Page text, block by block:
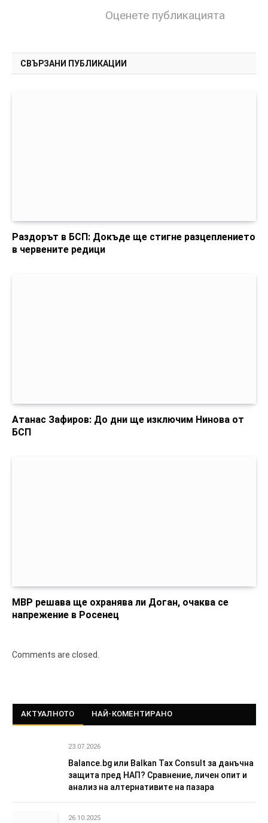
Оценете публикацията
СВЪРЗАНИ ПУБЛИКАЦИИ
Раздорът в БСП: Докъде ще стигне разцеплението
в червените редици
Атанас Зафиров: До дни ще изключим Нинова от
БСП
МВР решава ще охранява ли Доган, очаква се
напрежение в Росенец
Comments are closed.
АКТУАЛНОТО НАЙ-КОМЕНТИРАНО
23.07.2026
Balance.bg или Balkan Tax Consult за данъчна
защита пред НАП? Сравнение, личен опит и
анализ на алтернативите на пазара
26.10.2025